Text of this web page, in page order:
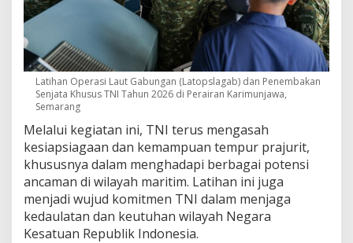
Latihan Operasi Laut Gabungan (Latopslagab) dan Penembakan
Senjata Khusus TNI Tahun 2026 di Perairan Karimunjawa,
Semarang
Melalui kegiatan ini, TNI terus mengasah
kesiapsiagaan dan kemampuan tempur prajurit,
khususnya dalam menghadapi berbagai potensi
ancaman di wilayah maritim. Latihan ini juga
menjadi wujud komitmen TNI dalam menjaga
kedaulatan dan keutuhan wilayah Negara
Kesatuan Republik Indonesia.